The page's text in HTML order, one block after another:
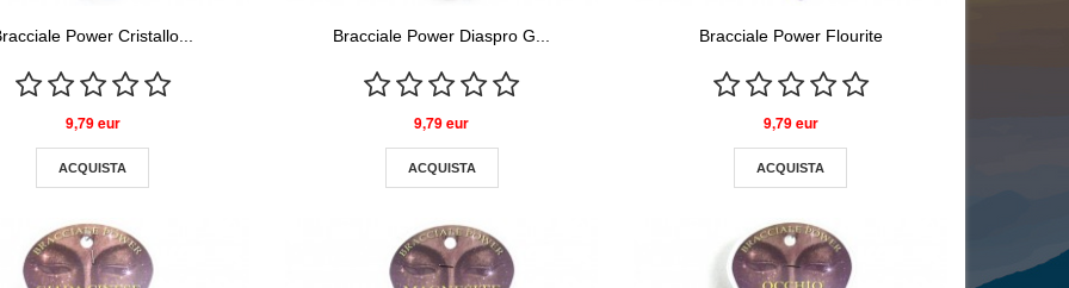
Power Cristallo...
9,79 eur
ACQUISTA
Bracciale Power Diaspro G...
9,79 eur
ACQUISTA
Bracciale Power Flourite
9,79 eur
ACQUISTA